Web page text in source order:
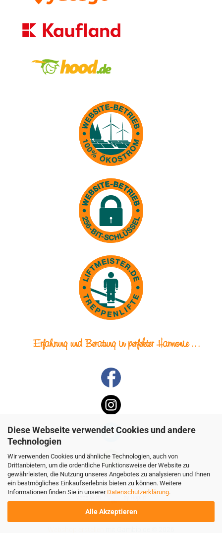
Diese Webseite verwendet Cookies und andere
Technologien
Wir verwenden Cookies und ähnliche Technologien, auch von
Drittanbietern, um die ordentliche Funktionsweise der Website zu
gewährleisten, die Nutzung unseres Angebotes zu analysieren und Ihnen
ein bestmögliches Einkaufserlebnis bieten zu können. Weitere
Informationen finden Sie in unserer Datenschutzerklärung.
Alle Akzeptieren